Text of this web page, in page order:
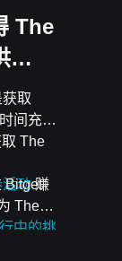
The
…
取
间充
The
动赚
中的挑
Bitget
The